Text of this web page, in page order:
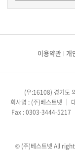
이용약관 개
(우:16108) 경기도
회사명 : (주)베스트넷
Fax : 0303-3444-5217
© (주)베스트넷 All